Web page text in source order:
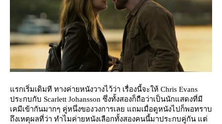
รกเริ่มเดิมที ทางค่ายหนังวางไว้ว่า เรื่องนี้จะให้ Chris Evans
ประกบกับ Scarlett Johansson ซึ่งทั้งสองก็ถือว่าเป็นนักแสดงที่มี
เคมีเข้ากันมากๆ คู่หนึ่งของวงการเลย แถมเมื่อดูหนังไปก็พอทราบ
ถึงเหตุผลที่ว่า ทำไมค่ายหนังเลือกทั้งสองคนนี้มาประกบคู่กัน แต่